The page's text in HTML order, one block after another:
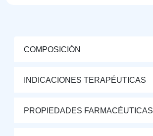
COMPOSICIÓN
INDICACIONES TERAPÉUTICAS
PROPIEDADES FARMACÉUTICAS